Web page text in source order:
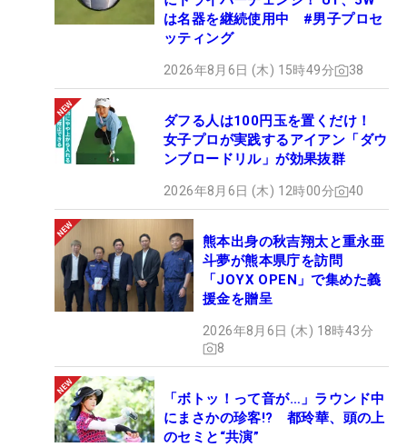
は名器を継続使用中 #男子プロセ
ッティング
2026年8月6日 (木) 15時49分 38
ダフる人は100円玉を置くだけ！
女子プロが実践するアイアン「ダウ
ンブロードリル」が効果抜群
2026年8月6日 (木) 12時00分 40
熊本出身の秋吉翔太と重永亜
斗夢が熊本県庁を訪問
「JOYX OPEN」で集めた義
援金を贈呈
2026年8月6日 (木) 18時43分
8
「ボトッ！って音が…」ラウンド中
にまさかの珍客!? 都玲華、頭の上
のセミと“共演”